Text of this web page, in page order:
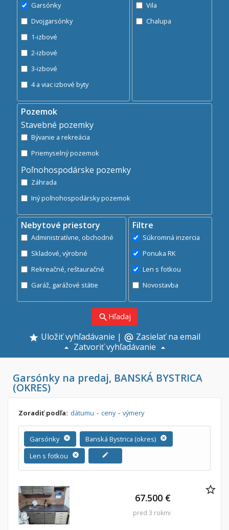
Garsónky
Dvojgarsónky
1-izbové
2-izbové
3-izbové
4 a viac izbové byty
Vila
Chalupa
Pozemok
Stavebné pozemky
Bývanie a rekreácia
Priemyselný pozemok
Poľnohospodárske pozemky
Záhrada
Iný poľnohospodársky pozemok
Nebytové priestory
Administratívne, obchodné
Skladové, výrobné
Rekreačné, reštauračné
Garáž, garážové státie
Filtre
Súkromná inzercia
Ponuka RK
Len s fotkou
Novostavba
search Hľadaj
Uložiť vyhľadávanie | alternate_email Zasielať na email
Zatvoriť vyhľadávanie
Garsónky na predaj, BANSKÁ BYSTRICA
(OKRES)
Zoradiť podľa: dátumu - ceny - výmery
Garsónky cancel Banská Bystrica (okres) cancel
Len s fotkou cancel edit
67.500 €
pred 3 rokmi